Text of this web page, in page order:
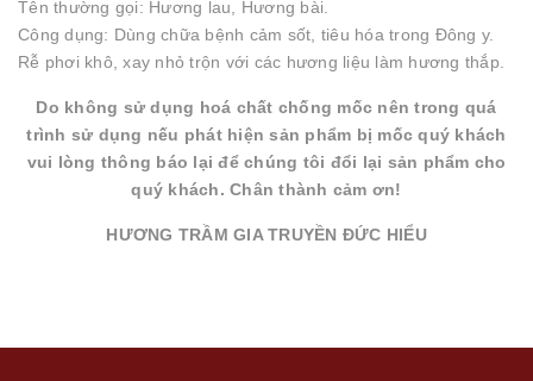
Tên thường gọi: Hương lau, Hương bài.
Công dụng: Dùng chữa bệnh cảm sốt, tiêu hóa trong Đông y.
Rễ phơi khô, xay nhỏ trộn với các hương liệu làm hương thắp.
Do không sử dụng hoá chất chống mốc nên trong quá
trình sử dụng nếu phát hiện sản phẩm bị mốc quý khách
vui lòng thông báo lại để chúng tôi đổi lại sản phẩm cho
quý khách. Chân thành cảm ơn!
HƯƠNG TRẦM GIA TRUYỀN ĐỨC HIỂU